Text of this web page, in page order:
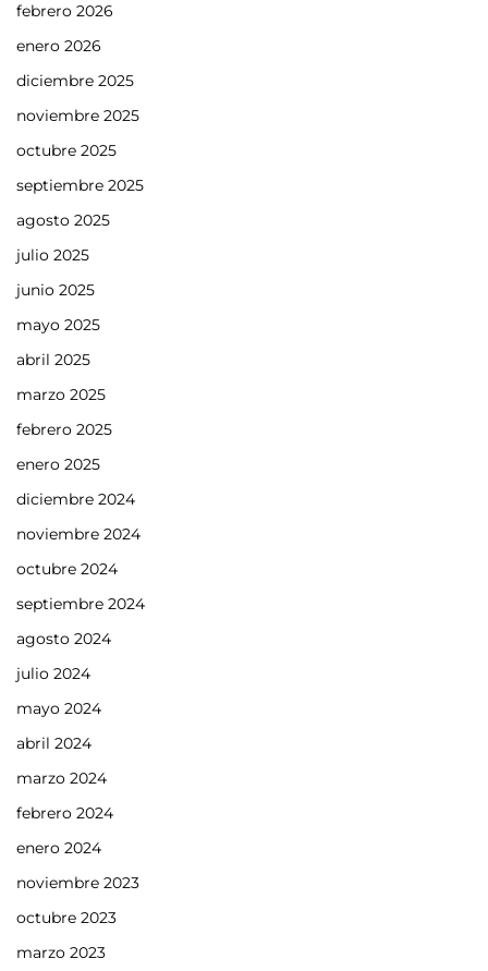
febrero 2026
enero 2026
diciembre 2025
noviembre 2025
octubre 2025
septiembre 2025
agosto 2025
julio 2025
junio 2025
mayo 2025
abril 2025
marzo 2025
febrero 2025
enero 2025
diciembre 2024
noviembre 2024
octubre 2024
septiembre 2024
agosto 2024
julio 2024
mayo 2024
abril 2024
marzo 2024
febrero 2024
enero 2024
noviembre 2023
octubre 2023
marzo 2023